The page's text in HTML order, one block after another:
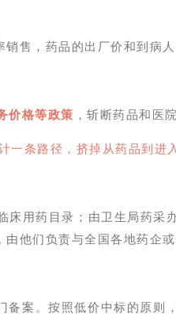
售，药品的出厂价和到病
价格等政策 ，斩断药品和医
条路径，挤掉从药品到进
用药目录；由卫生局药采
他们负责与全国各地药企或
案。按照低价中标的原则